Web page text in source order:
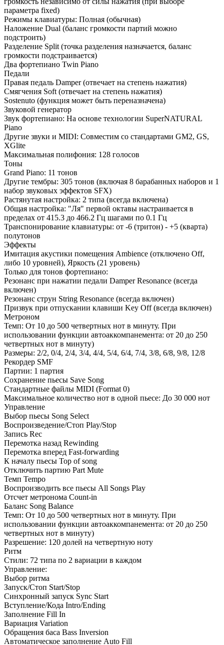
параметра fixed)
Режимы клавиатуры: Полная (обычная)
Наложение Dual (баланс громкости партий можно
подстроить)
Разделение Split (точка разделения назначается, баланс
громкости подстраивается)
Два фортепиано Twin Piano
Педали
Правая педаль Damper (отвечает на степень нажатия)
Смягчения Soft (отвечает на степень нажатия)
Sostenuto (функция может быть переназначена)
Звуковой генератор
Звук фортепиано: На основе технологии SuperNATURAL
Piano
Другие звуки и MIDI: Совместим со стандартами GM2, GS,
XGlite
Максимальная полифония: 128 голосов
Тоны
Grand Piano: 11 тонов
Другие тембры: 305 тонов (включая 8 барабанных наборов и 1
набор звуковых эффектов SFX)
Растянутая настройка: 2 типа (всегда включена)
Общая настройка: "Ля" первой октавы настраивается в
пределах от 415.3 до 466.2 Гц шагами по 0.1 Гц
Транспонирование клавиатуры: от -6 (тритон) - +5 (кварта)
полутонов
Эффекты
Имитация акустики помещения Ambience (отключено Off,
либо 10 уровней), Яркость (21 уровень)
Только для тонов фортепиано:
Резонанс при нажатии педали Damper Resonance (всегда
включен)
Резонанс струн String Resonance (всегда включен)
Призвук при отпускании клавиши Key Off (всегда включен)
Метроном
Темп: От 10 до 500 четвертных нот в минуту. При
использовании функции автоаккомпанемента: от 20 до 250
четвертных нот в минуту)
Размеры: 2/2, 0/4, 2/4, 3/4, 4/4, 5/4, 6/4, 7/4, 3/8, 6/8, 9/8, 12/8
Рекордер SMF
Партии: 1 партия
Сохранение пьесы Save Song
Стандартные файлы MIDI (Format 0)
Максимальное количество нот в одной пьесе: До 30 000 нот
Управление
Выбор пьесы Song Select
Воспроизведение/Стоп Play/Stop
Запись Rec
Перемотка назад Rewinding
Перемотка вперед Fast-forwarding
К началу пьесы Top of song
Отключить партию Part Mute
Темп Tempo
Воспроизводить все пьесы All Songs Play
Отсчет метронома Count-in
Баланс Song Balance
Темп: От 10 до 500 четвертных нот в минуту. При
использовании функции автоаккомпанемента: от 20 до 250
четвертных нот в минуту)
Разрешение: 120 долей на четвертную ноту
Ритм
Стили: 72 типа по 2 вариации в каждом
Управление:
Выбор ритма
Запуск/Стоп Start/Stop
Синхронный запуск Sync Start
Вступление/Кода Intro/Ending
Заполнение Fill In
Вариация Variation
Обращения баса Bass Inversion
Автоматическое заполнение Auto Fill